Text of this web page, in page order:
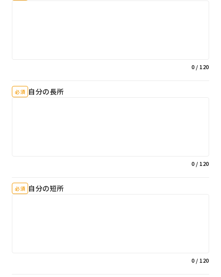
0 / 120
必須 自分の長所
0 / 120
必須 自分の短所
0 / 120